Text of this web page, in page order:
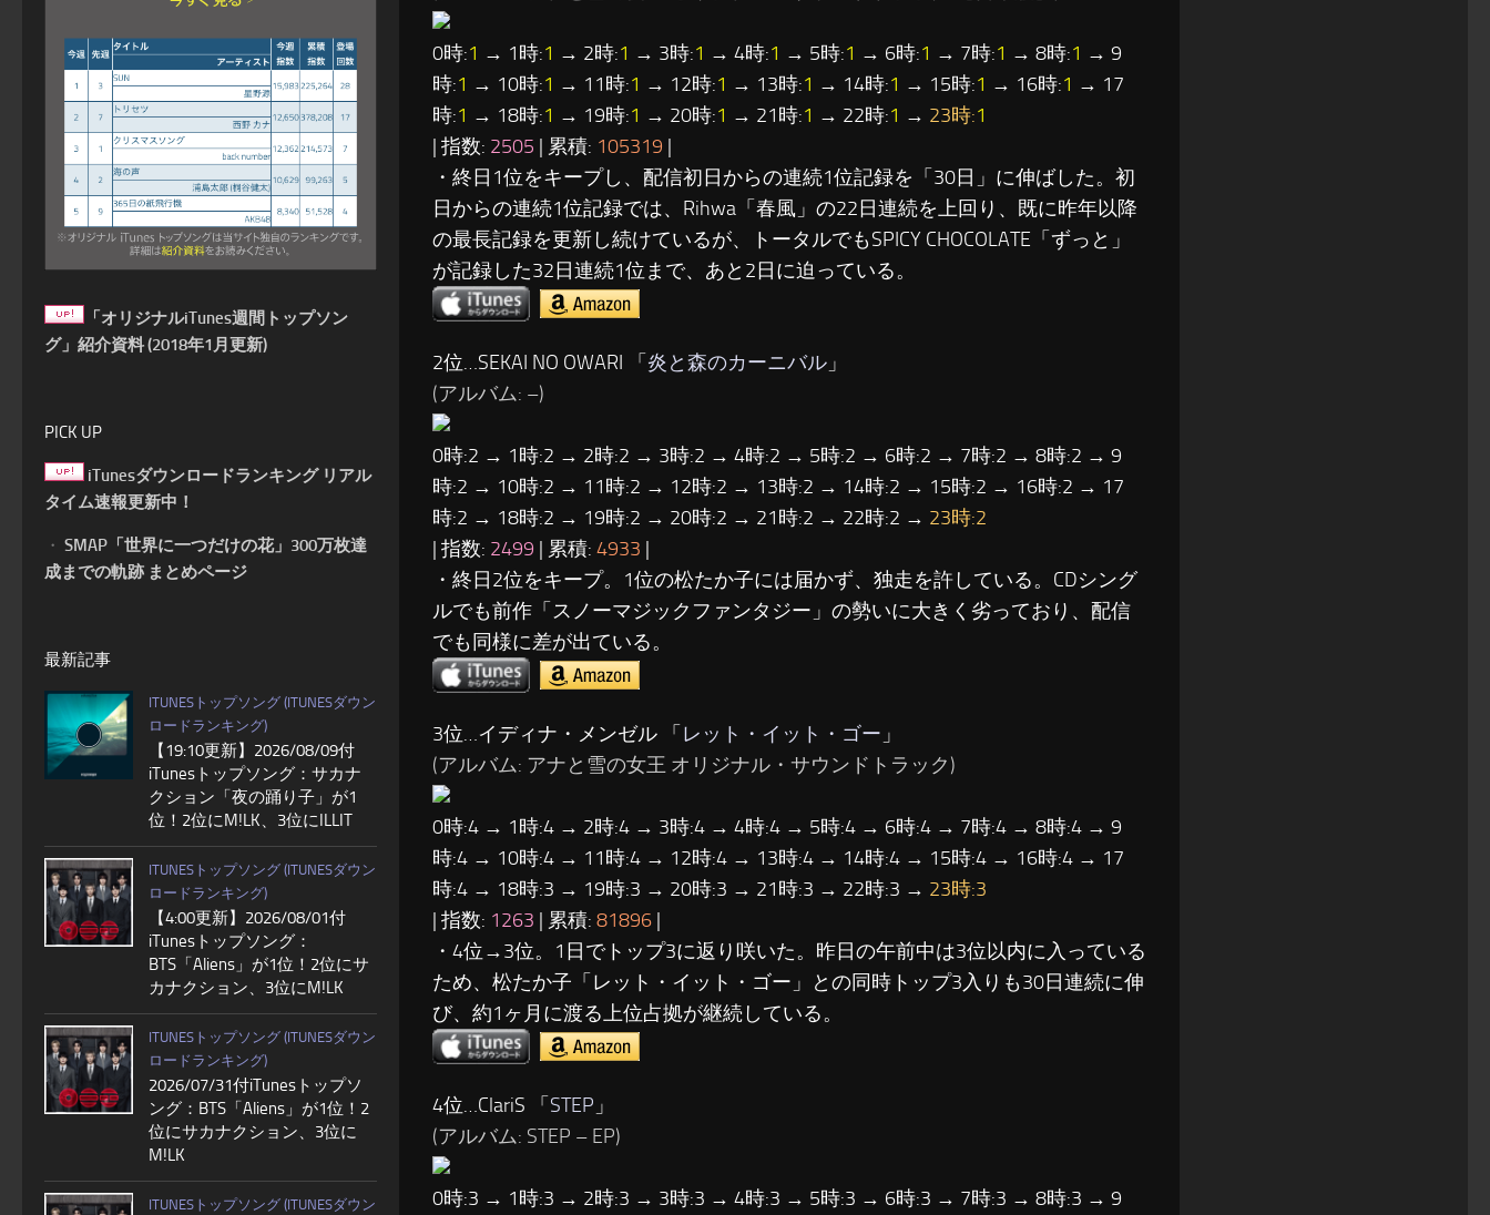
0時:1 → 1時:1 → 2時:1 → 3時:1 → 4時:1 → 5時:1 → 6時:1 → 7時:1 → 8時:1 → 9
時:1 → 10時:1 → 11時:1 → 12時:1 → 13時:1 → 14時:1 → 15時:1 → 16時:1 → 17
時:1 → 18時:1 → 19時:1 → 20時:1 → 21時:1 → 22時:1 → 23時:1
| 指数: 2505 | 累積: 105319 |
・終日1位をキープし、配信初日からの連続1位記録を「30日」に伸ばした。初
日からの連続1位記録では、Rihwa「春風」の22日連続を上回り、既に昨年以降
の最長記録を更新し続けているが、トータルでもSPICY CHOCOLATE「ずっと」
が記録した32日連続1位まで、あと2日に迫っている。
2位…SEKAI NO OWARI 「 炎と森のカーニバル 」
(アルバム: –)
0時:2 → 1時:2 → 2時:2 → 3時:2 → 4時:2 → 5時:2 → 6時:2 → 7時:2 → 8時:2 → 9
時:2 → 10時:2 → 11時:2 → 12時:2 → 13時:2 → 14時:2 → 15時:2 → 16時:2 → 17
時:2 → 18時:2 → 19時:2 → 20時:2 → 21時:2 → 22時:2 → 23時:2
| 指数: 2499 | 累積: 4933 |
・終日2位をキープ。1位の松たか子には届かず、独走を許している。CDシング
ルでも前作「スノーマジックファンタジー」の勢いに大きく劣っており、配信
でも同様に差が出ている。
3位…イディナ・メンゼル 「 レット・イット・ゴー 」
(アルバム: アナと雪の女王 オリジナル・サウンドトラック)
0時:4 → 1時:4 → 2時:4 → 3時:4 → 4時:4 → 5時:4 → 6時:4 → 7時:4 → 8時:4 → 9
時:4 → 10時:4 → 11時:4 → 12時:4 → 13時:4 → 14時:4 → 15時:4 → 16時:4 → 17
時:4 → 18時:3 → 19時:3 → 20時:3 → 21時:3 → 22時:3 → 23時:3
| 指数: 1263 | 累積: 81896 |
・4位→3位。1日でトップ3に返り咲いた。昨日の午前中は3位以内に入っている
ため、松たか子「レット・イット・ゴー」との同時トップ3入りも30日連続に伸
び、約1ヶ月に渡る上位占拠が継続している。
4位…ClariS 「STEP 」
(アルバム: STEP – EP)
0時:3 → 1時:3 → 2時:3 → 3時:3 → 4時:3 → 5時:3 → 6時:3 → 7時:3 → 8時:3 → 9
「オリジナルiTunes週間トップソン
グ」紹介資料 (2018年1月更新)
PICK UP
iTunesダウンロードランキング リアル
タイム速報更新中！
・ SMAP「世界に一つだけの花」300万枚達
成までの軌跡 まとめページ
最新記事
ITUNESトップソング (ITUNESダウン
ロードランキング)
【19:10更新】2026/08/09付
iTunesトップソング：サカナ
クション「夜の踊り子」が1
位！2位にM!LK、3位にILLIT
ITUNESトップソング (ITUNESダウン
ロードランキング)
【4:00更新】2026/08/01付
iTunesトップソング：
BTS「Aliens」が1位！2位にサ
カナクション、3位にM!LK
ITUNESトップソング (ITUNESダウン
ロードランキング)
2026/07/31付iTunesトップソ
ング：BTS「Aliens」が1位！2
位にサカナクション、3位に
M!LK
ITUNESトップソング (ITUNESダウン